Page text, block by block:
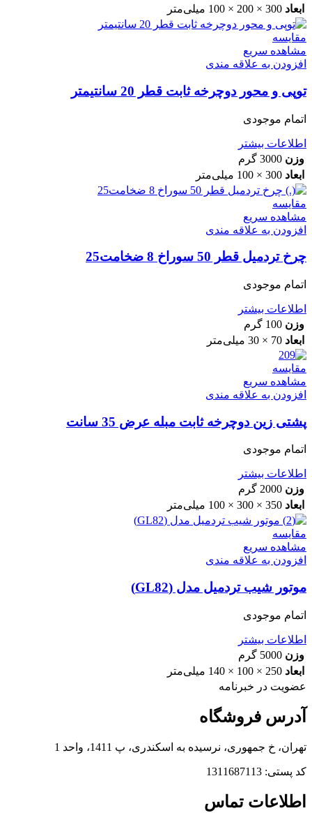
ابعاد 300 × 200 × 100 میلی‌متر
مقایسه
مشاهده سریع
افزودن به علاقه مندی
توپی و محور دوچرخه ثابت قطر 20 سانتیمتر
اتمام موجودی
اطلاعات بیشتر
وزن 3000 گرم
ابعاد 300 × 100 میلی‌متر
مقایسه
مشاهده سریع
افزودن به علاقه مندی
چرخ تردمیل قطر 50 سوراخ 8 ضخامت25
اتمام موجودی
اطلاعات بیشتر
وزن 100 گرم
ابعاد 70 × 30 میلی‌متر
مقایسه
مشاهده سریع
افزودن به علاقه مندی
پشتی زین دوچرخه ثابت مبله عرض 35 سانت
اتمام موجودی
اطلاعات بیشتر
وزن 2000 گرم
ابعاد 350 × 300 × 100 میلی‌متر
مقایسه
مشاهده سریع
افزودن به علاقه مندی
موتور شیب تردمیل مدل (GL82)
اتمام موجودی
اطلاعات بیشتر
وزن 5000 گرم
ابعاد 250 × 100 × 140 میلی‌متر
عضویت در خبرنامه
آدرس فروشگاه
تهران، خ جمهوری، نرسیده به اسکندری، پ 1411، واحد 1
کد پستی: 1311687113
اطلاعات تماس